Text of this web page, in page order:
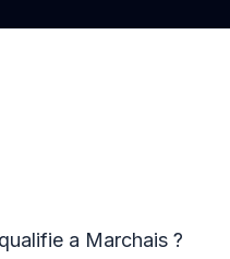
a Marchais ?